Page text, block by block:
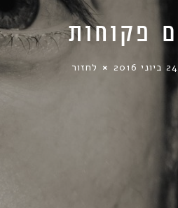
פקוחות
24 ביוני 2016 לחזור